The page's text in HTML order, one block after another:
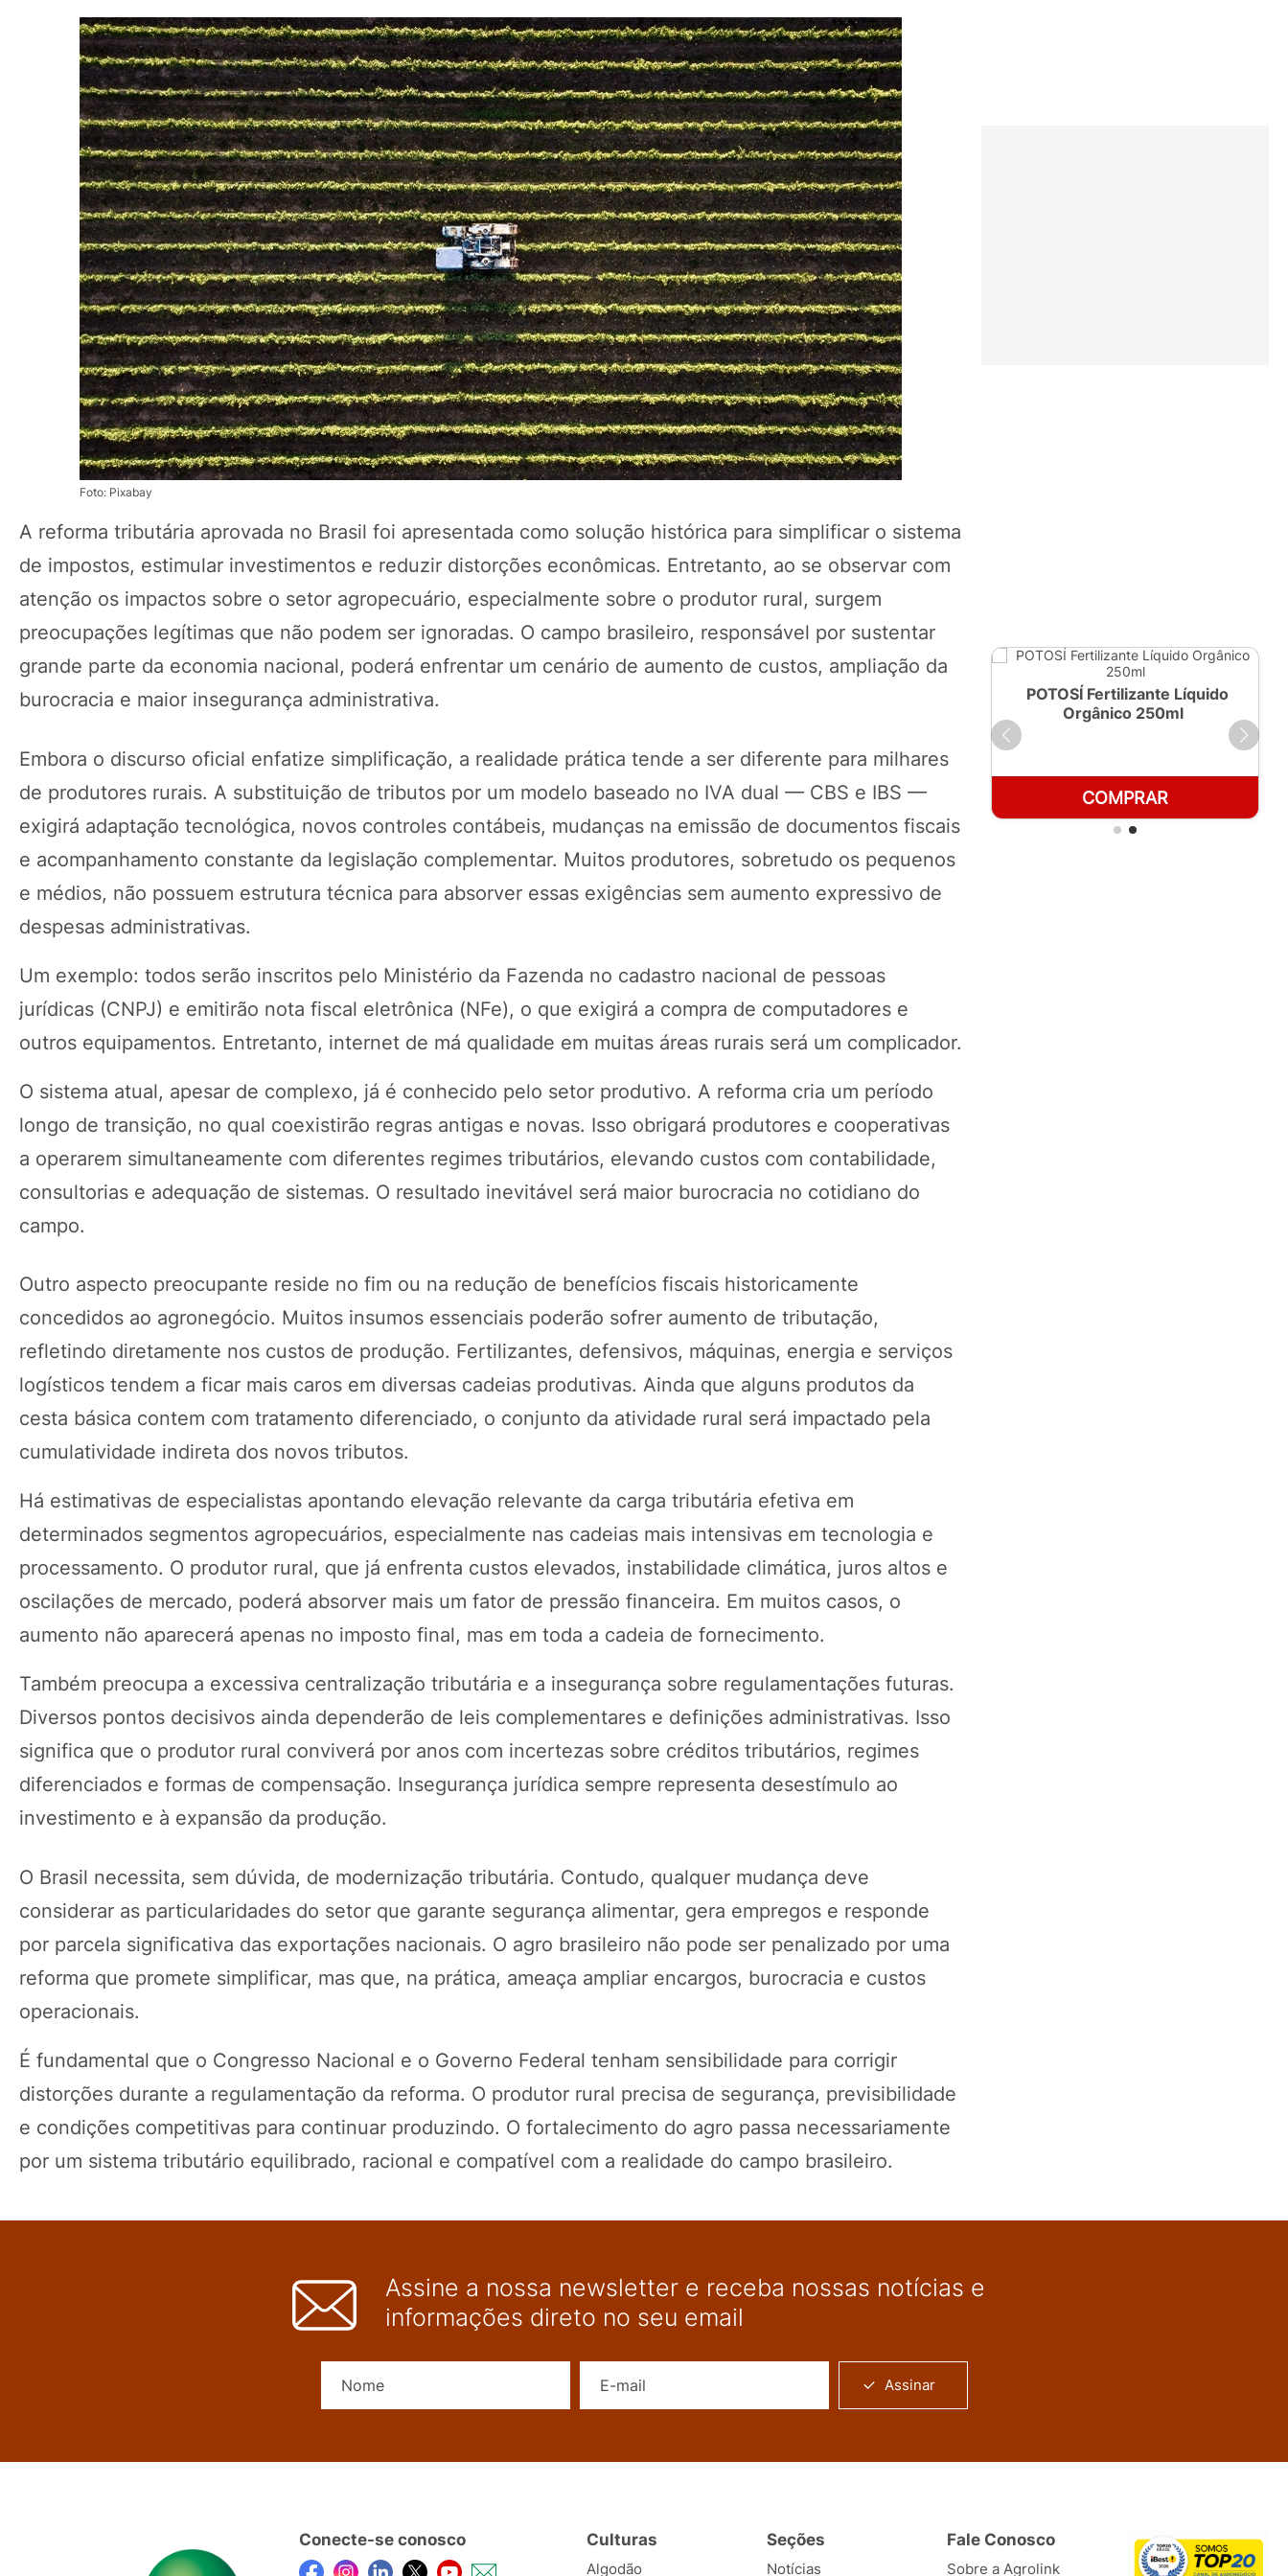
Foto: Pixabay
A reforma tributária aprovada no Brasil foi apresentada como solução histórica para simplificar o sistema
de impostos, estimular investimentos e reduzir distorções econômicas. Entretanto, ao se observar com
atenção os impactos sobre o setor agropecuário, especialmente sobre o produtor rural, surgem
preocupações legítimas que não podem ser ignoradas. O campo brasileiro, responsável por sustentar
grande parte da economia nacional, poderá enfrentar um cenário de aumento de custos, ampliação da
burocracia e maior insegurança administrativa.
Embora o discurso oficial enfatize simplificação, a realidade prática tende a ser diferente para milhares
de produtores rurais. A substituição de tributos por um modelo baseado no IVA dual — CBS e IBS —
exigirá adaptação tecnológica, novos controles contábeis, mudanças na emissão de documentos fiscais
e acompanhamento constante da legislação complementar. Muitos produtores, sobretudo os pequenos
e médios, não possuem estrutura técnica para absorver essas exigências sem aumento expressivo de
despesas administrativas.
Um exemplo: todos serão inscritos pelo Ministério da Fazenda no cadastro nacional de pessoas
jurídicas (CNPJ) e emitirão nota fiscal eletrônica (NFe), o que exigirá a compra de computadores e
outros equipamentos. Entretanto, internet de má qualidade em muitas áreas rurais será um complicador.
O sistema atual, apesar de complexo, já é conhecido pelo setor produtivo. A reforma cria um período
longo de transição, no qual coexistirão regras antigas e novas. Isso obrigará produtores e cooperativas
a operarem simultaneamente com diferentes regimes tributários, elevando custos com contabilidade,
consultorias e adequação de sistemas. O resultado inevitável será maior burocracia no cotidiano do
campo.
Outro aspecto preocupante reside no fim ou na redução de benefícios fiscais historicamente
concedidos ao agronegócio. Muitos insumos essenciais poderão sofrer aumento de tributação,
refletindo diretamente nos custos de produção. Fertilizantes, defensivos, máquinas, energia e serviços
logísticos tendem a ficar mais caros em diversas cadeias produtivas. Ainda que alguns produtos da
cesta básica contem com tratamento diferenciado, o conjunto da atividade rural será impactado pela
cumulatividade indireta dos novos tributos.
Há estimativas de especialistas apontando elevação relevante da carga tributária efetiva em
determinados segmentos agropecuários, especialmente nas cadeias mais intensivas em tecnologia e
processamento. O produtor rural, que já enfrenta custos elevados, instabilidade climática, juros altos e
oscilações de mercado, poderá absorver mais um fator de pressão financeira. Em muitos casos, o
aumento não aparecerá apenas no imposto final, mas em toda a cadeia de fornecimento.
Também preocupa a excessiva centralização tributária e a insegurança sobre regulamentações futuras.
Diversos pontos decisivos ainda dependerão de leis complementares e definições administrativas. Isso
significa que o produtor rural conviverá por anos com incertezas sobre créditos tributários, regimes
diferenciados e formas de compensação. Insegurança jurídica sempre representa desestímulo ao
investimento e à expansão da produção.
O Brasil necessita, sem dúvida, de modernização tributária. Contudo, qualquer mudança deve
considerar as particularidades do setor que garante segurança alimentar, gera empregos e responde
por parcela significativa das exportações nacionais. O agro brasileiro não pode ser penalizado por uma
reforma que promete simplificar, mas que, na prática, ameaça ampliar encargos, burocracia e custos
operacionais.
É fundamental que o Congresso Nacional e o Governo Federal tenham sensibilidade para corrigir
distorções durante a regulamentação da reforma. O produtor rural precisa de segurança, previsibilidade
e condições competitivas para continuar produzindo. O fortalecimento do agro passa necessariamente
por um sistema tributário equilibrado, racional e compatível com a realidade do campo brasileiro.
COMPRAR
POTOSÍ Fertilizante Líquido
Orgânico 250ml
COMPRAR
Assine a nossa newsletter e receba nossas notícias e
informações direto no seu email
Assinar
Conecte-se conosco Culturas
Algodão
Seções
Notícias
Fale Conosco
Sobre a Agrolink